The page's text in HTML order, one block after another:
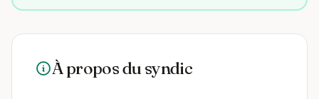
À propos du syndic